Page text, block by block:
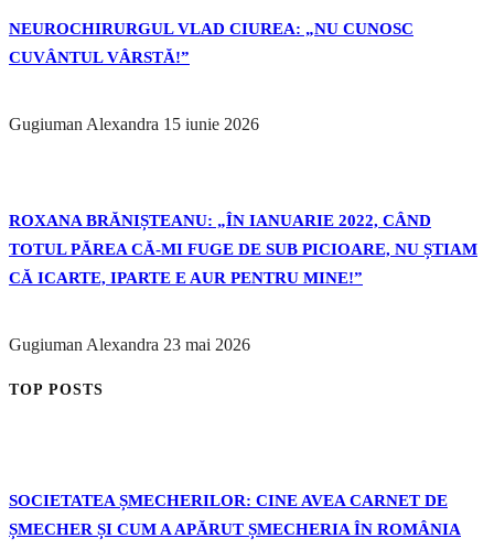
NEUROCHIRURGUL VLAD CIUREA: „NU CUNOSC
CUVÂNTUL VÂRSTĂ!”
Gugiuman Alexandra 15 iunie 2026
ROXANA BRĂNIȘTEANU: „ÎN IANUARIE 2022, CÂND
TOTUL PĂREA CĂ-MI FUGE DE SUB PICIOARE, NU ȘTIAM
CĂ ICARTE, IPARTE E AUR PENTRU MINE!”
Gugiuman Alexandra 23 mai 2026
TOP POSTS
SOCIETATEA ȘMECHERILOR: CINE AVEA CARNET DE
ȘMECHER ȘI CUM A APĂRUT ȘMECHERIA ÎN ROMÂNIA